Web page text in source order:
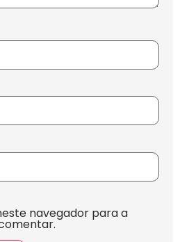
navegador para a